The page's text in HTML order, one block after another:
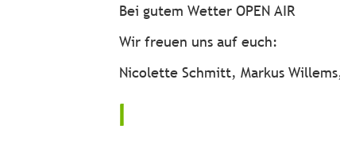
Bei gutem Wetter OPEN AIR
Wir freuen uns auf euch:
Nicolette Schmitt, Markus
I